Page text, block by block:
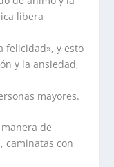
libera
felicidad», y esto
y la ansiedad,
mayores.
de
caminatas con